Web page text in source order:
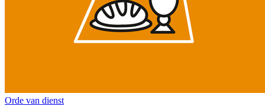
Orde van dienst